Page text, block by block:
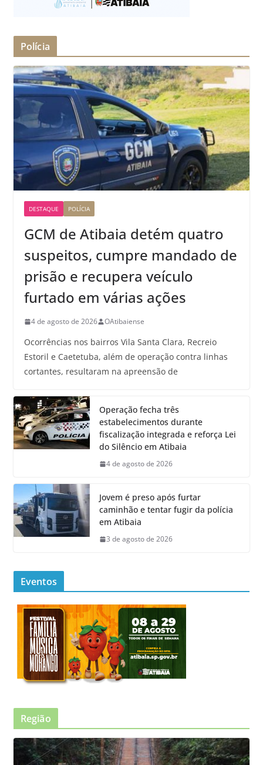
Polícia
DESTAQUE POLÍCIA
GCM de Atibaia detém quatro
suspeitos, cumpre mandado de
prisão e recupera veículo
furtado em várias ações
4 de agosto de 2026 OAtibaiense
Ocorrências nos bairros Vila Santa Clara, Recreio
Estoril e Caetetuba, além de operação contra linhas
cortantes, resultaram na apreensão de
Operação fecha três
estabelecimentos durante
fiscalização integrada e reforça Lei
do Silêncio em Atibaia
4 de agosto de 2026
Jovem é preso após furtar
caminhão e tentar fugir da polícia
em Atibaia
3 de agosto de 2026
Eventos
Região